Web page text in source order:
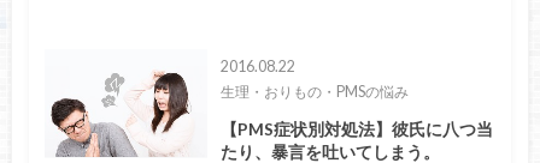
2016.08.22
生理・おりもの・PMSの悩み
【PMS症状別対処法】彼氏に八つ当
たり、暴言を吐いてしまう。